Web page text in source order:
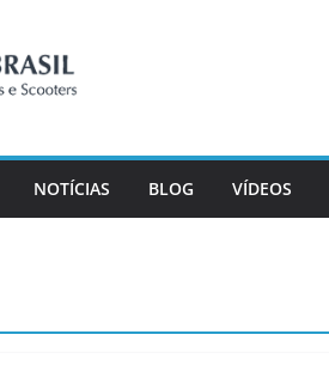
NOTÍCIAS BLOG VÍDEOS